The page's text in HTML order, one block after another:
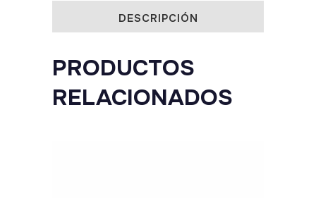
DESCRIPCIÓN
PRODUCTOS
RELACIONADOS